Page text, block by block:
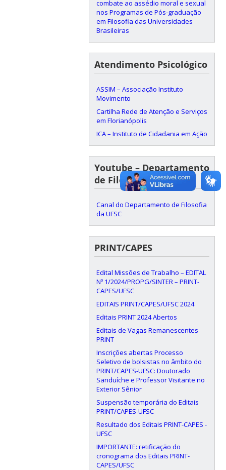
combate ao assédio moral e sexual
nos Programas de Pós-graduação
em Filosofia das Universidades
Brasileiras
Atendimento Psicológico
ASSIM – Associação Instituto
Movimento
Cartilha Rede de Atenção e Serviços
em Florianópolis
ICA – Instituto de Cidadania em Ação
Youtube – Departamento
de Filosofia da UFSC
Canal do Departamento de Filosofia
da UFSC
PRINT/CAPES
Edital Missões de Trabalho – EDITAL
Nº 1/2024/PROPG/SINTER – PRINT-
CAPES/UFSC
EDITAIS PRINT/CAPES/UFSC 2024
Editais PRINT 2024 Abertos
Editais de Vagas Remanescentes
PRINT
Inscrições abertas Processo
Seletivo de bolsistas no âmbito do
PRINT/CAPES-UFSC: Doutorado
Sanduíche e Professor Visitante no
Exterior Sênior
Suspensão temporária do Editais
PRINT/CAPES-UFSC
Resultado dos Editais PRINT-CAPES -
UFSC
IMPORTANTE: retificação do
cronograma dos Editais PRINT-
CAPES/UFSC